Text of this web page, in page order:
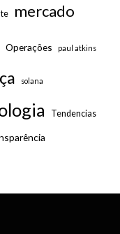
mercado
Operações paul atkins
solana
Tendencias